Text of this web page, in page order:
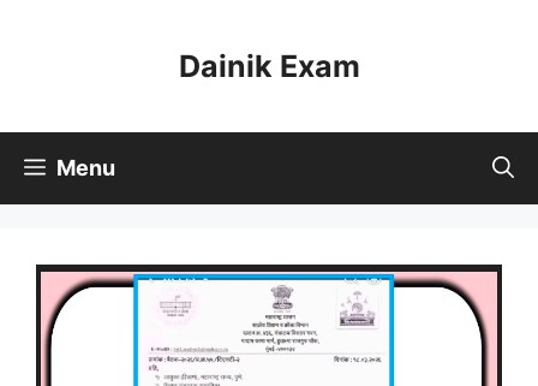
Dainik Exam
Menu